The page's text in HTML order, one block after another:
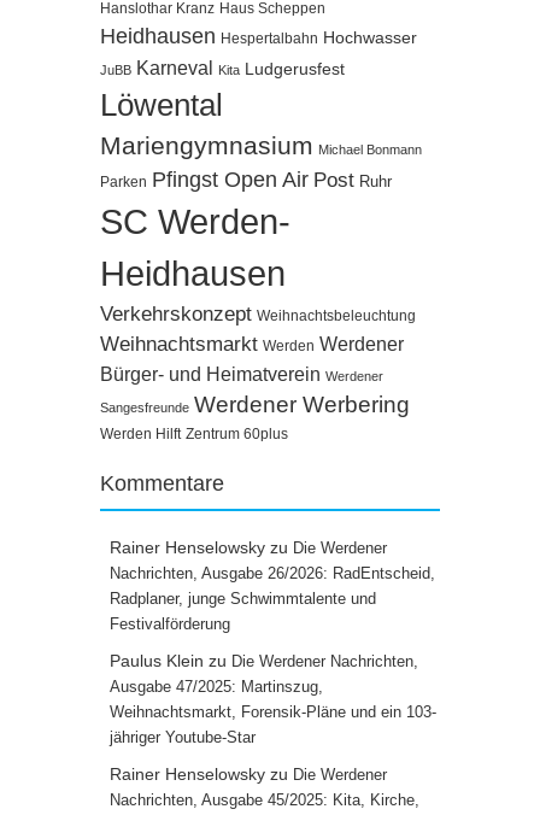
Hanslothar Kranz Haus Scheppen
Heidhausen Hespertalbahn Hochwasser
JuBB Karneval Kita Ludgerusfest
Löwental
Mariengymnasium Michael Bonmann
Parken Pfingst Open Air Post Ruhr
SC Werden-
Heidhausen
Verkehrskonzept Weihnachtsbeleuchtung
Weihnachtsmarkt Werden Werdener
Bürger- und Heimatverein Werdener
Sangesfreunde Werdener Werbering
Werden Hilft Zentrum 60plus
Kommentare
Rainer Henselowsky zu Die Werdener
Nachrichten, Ausgabe 26/2026: RadEntscheid,
Radplaner, junge Schwimmtalente und
Festivalförderung
Paulus Klein zu Die Werdener Nachrichten,
Ausgabe 47/2025: Martinszug,
Weihnachtsmarkt, Forensik-Pläne und ein 103-
jähriger Youtube-Star
Rainer Henselowsky zu Die Werdener
Nachrichten, Ausgabe 45/2025: Kita, Kirche,